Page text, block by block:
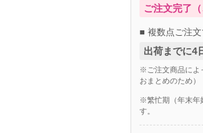
ご注文完了
■ 複数点ご注
出荷までに4
※ご注文商品によ
おまとめのため）
※繁忙期（年末年
す。